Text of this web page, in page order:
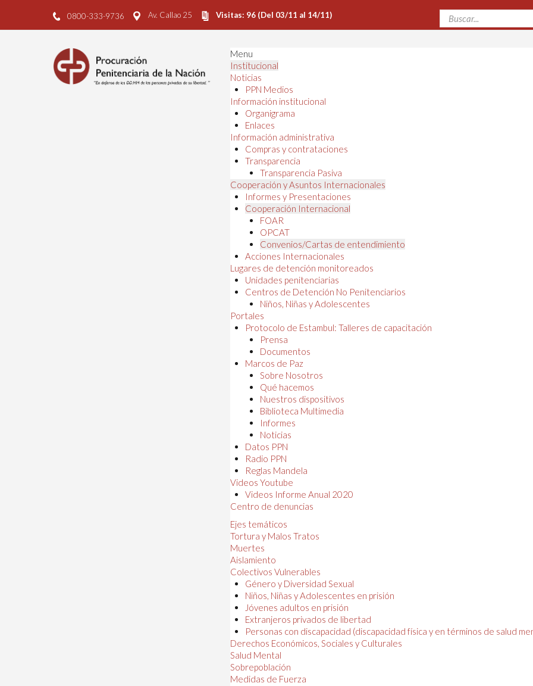
0800-333-9736 Av. Callao 25 Visitas: 96 (Del 03/11 al 14/11)
Menu
Institucional
Noticias
PPN Medios
Información institucional
Organigrama
Enlaces
Información administrativa
Compras y contrataciones
Transparencia
Transparencia Pasiva
Cooperación y Asuntos Internacionales
Informes y Presentaciones
Cooperación Internacional
FOAR
OPCAT
Convenios/Cartas de entendimiento
Acciones Internacionales
Lugares de detención monitoreados
Unidades penitenciarias
Centros de Detención No Penitenciarios
Niños, Niñas y Adolescentes
Portales
Protocolo de Estambul: Talleres de capacitación
Prensa
Documentos
Marcos de Paz
Sobre Nosotros
Qué hacemos
Nuestros dispositivos
Biblioteca Multimedia
Informes
Noticias
Datos PPN
Radio PPN
Reglas Mandela
Videos Youtube
Videos Informe Anual 2020
Centro de denuncias
Ejes temáticos
Tortura y Malos Tratos
Muertes
Aislamiento
Colectivos Vulnerables
Género y Diversidad Sexual
Niños, Niñas y Adolescentes en prisión
Jóvenes adultos en prisión
Extranjeros privados de libertad
Personas con discapacidad (discapacidad física y en términos de salud
Derechos Económicos, Sociales y Culturales
Salud Mental
Sobrepoblación
Medidas de Fuerza